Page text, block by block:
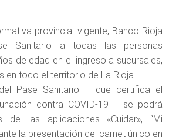
provincial vigente, Banco Rioja
Sanitario a todas las personas
de edad en el ingreso a sucursales,
en todo el territorio de La Rioja.
Pase Sanitario – que certifica el
contra COVID-19 – se podrá
de las aplicaciones «Cuidar», “Mi
la presentación del carnet único en